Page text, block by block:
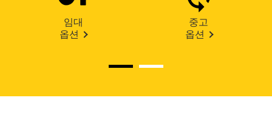
임대
옵션
중고
옵션